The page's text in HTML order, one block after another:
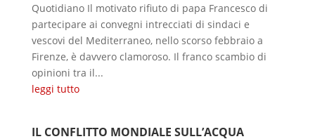
Quotidiano Il motivato rifiuto di papa Francesco di
partecipare ai convegni intrecciati di sindaci e
vescovi del Mediterraneo, nello scorso febbraio a
Firenze, è davvero clamoroso. Il franco scambio di
opinioni tra il...
leggi tutto
IL CONFLITTO MONDIALE SULL’ACQUA